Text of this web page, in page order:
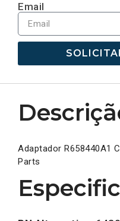
Email
Adaptador R658440A1
Parts